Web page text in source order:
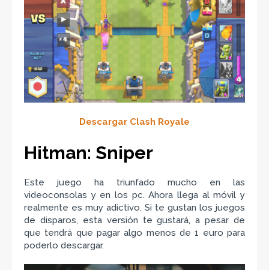
Descargar Clash Royale
Hitman: Sniper
Este juego ha triunfado mucho en las
videoconsolas y en los pc. Ahora llega al móvil y
realmente es muy adictivo. Si te gustan los juegos
de disparos, esta versión te gustará, a pesar de
que tendrá que pagar algo menos de 1 euro para
poderlo descargar.